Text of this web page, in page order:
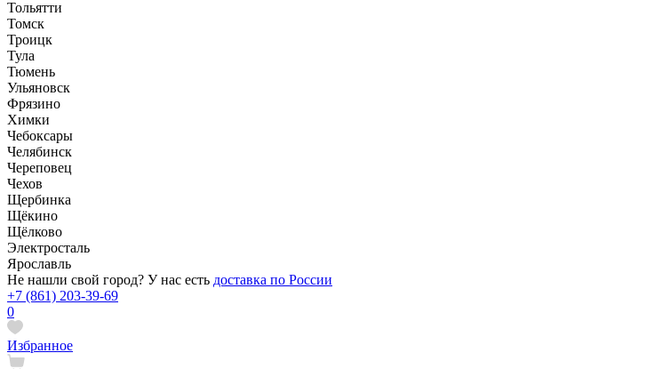
Тольятти
Томск
Троицк
Тула
Тюмень
Ульяновск
Фрязино
Химки
Чебоксары
Челябинск
Череповец
Чехов
Щербинка
Щёкино
Щёлково
Электросталь
Ярославль
Не нашли свой город? У нас есть доставка по России
+7 (861) 203-39-69
0
Избранное